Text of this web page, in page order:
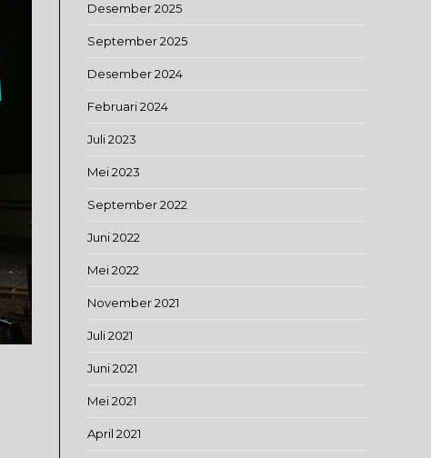
Desember 2025
September 2025
Desember 2024
Februari 2024
Juli 2023
Mei 2023
September 2022
Juni 2022
Mei 2022
November 2021
Juli 2021
Juni 2021
Mei 2021
April 2021